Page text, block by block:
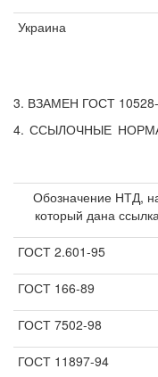
Украина
3. ВЗАМЕН ГОСТ
4. ССЫЛОЧНЫЕ
Обозначение НТД,
который дана
ГОСТ 2.601-95
ГОСТ 166-89
ГОСТ 7502-98
ГОСТ 11897-94